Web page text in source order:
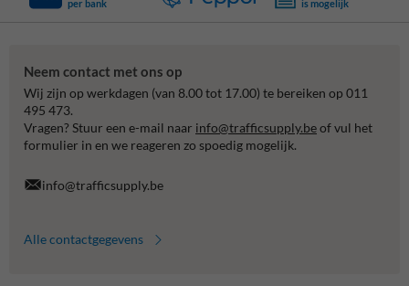
per bank
is mogelijk
Neem contact met ons op
Wij zijn op werkdagen (van 8.00 tot 17.00) te bereiken op 011
495 473.
Vragen? Stuur een e-mail naar info@trafficsupply.beof vul het
formulier in en we reageren zo spoedig mogelijk.
info@trafficsupply.be
Alle contactgegevens